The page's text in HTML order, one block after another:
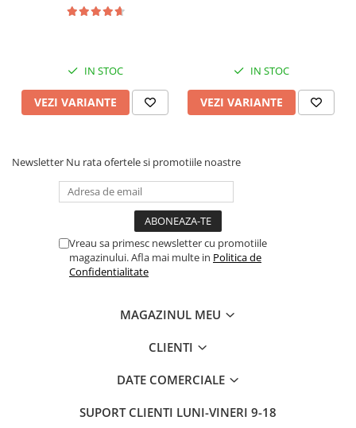
IN STOC
VEZI VARIANTE
IN STOC
VEZI VARIANTE
Newsletter Nu rata ofertele si promotiile noastre
Vreau sa primesc newsletter cu promotiile
magazinului. Afla mai multe in Politica de
Confidentialitate
MAGAZINUL MEU
CLIENTI
DATE COMERCIALE
SUPORT CLIENTI LUNI-VINERI 9-18